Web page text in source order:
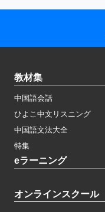
教材集
中国語会話
ひよこ中文リスニング
中国語文法大全
特集
eラーニング
オンラインスクール